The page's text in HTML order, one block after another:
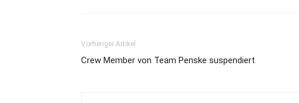
Vorheriger Artikel
Crew Member von Team Penske suspendiert